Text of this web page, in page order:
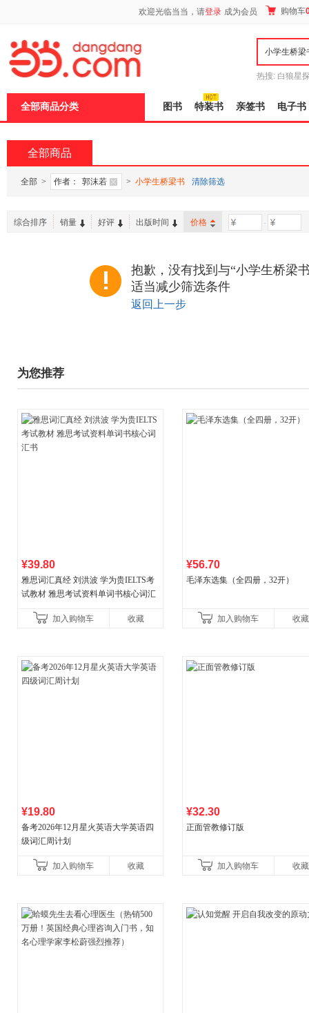
欢迎光临当当，请登录 成为会员 购物车
热搜: 白狼星
全部商品分类 图书 特装书 亲签书 电子书
全部商品
全部 > 作者： 郭沫若 > 小学生桥梁书 清除筛选
综合排序 销量 好评 出版时间 价格 -
抱歉，没有找到与“小学生桥梁
适当减少筛选条件
返回上一步
为您推荐
¥39.80
雅思词汇真经 刘洪波 学为贵IELTS考
试教材 雅思考试资料单词书核心词汇
加入购物车
收藏
¥56.70
毛泽东选集（全四册，32开）
加入购物车 收藏
¥19.80
备考2026年12月星火英语大学英语四
级词汇周计划
加入购物车 收藏
¥32.30
正面管教修订版
加入购物车 收藏
页
加